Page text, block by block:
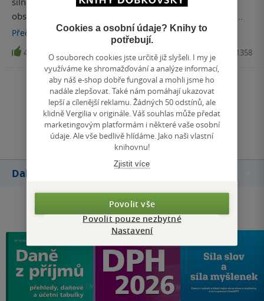
obsahuje mapky oblohy podle ročních období; vždycky
pohled na východ, na jih, na západ a na sever. Podrobnost
mapek je stejná jako u klasický otočný mapky oblohy. Na
jednu stranu je to takhle rozkreslený názornější, ale na
druhou stranu mi přijde lepší se naučit s otočnou makou
oblohy a s sebou tahat jenom jí. A pokud s sebou budu
chtít tahat laminovanou knížku, tak očekávam o něco
podrobnější mapy.
Přečíst
4 Kniha, Aventinum, 2021, 9788074421358
Zobrazit všechna hodnocení
Přidat hodnocení
Další knihy autora
Cookies a osobní údaje? Knihy to
potřebují.
O souborech cookies jste určitě již slyšeli. I my je
využíváme ke shromažďování a analýze informací,
aby náš e-shop dobře fungoval a mohli jsme ho
nadále zlepšovat. Také nám pomáhají ukazovat
lepší a cílenější reklamu. Žádných 50 odstínů, ale
klidně Vergilia v originále. Váš souhlas může předat
marketingovým platformám i některé vaše osobní
údaje. Ale vše bedlivě hlídáme. Jako naši vlastní
knihovnu!
Zjistit více
Povolit vše
Povolit pouze nezbytné
Nastavení